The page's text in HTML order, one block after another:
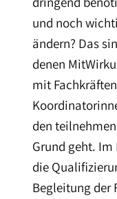
und noch
ändern? Das
denen
mit
den
Grund geht.
die
Begleitung der